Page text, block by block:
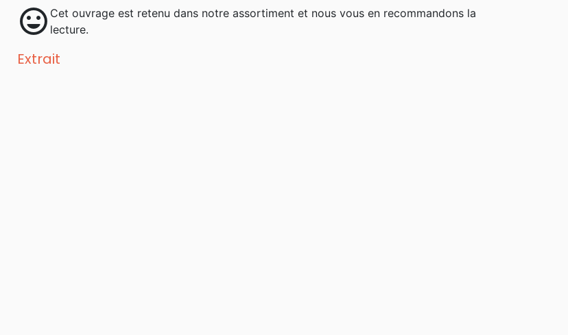
d’Aix-en-Provence, France.
mood Cet ouvrage est retenu dans notre assortiment et nous vous en recommandons la
lecture.
Extrait